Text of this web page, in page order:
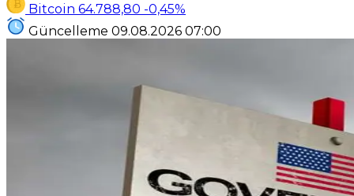
Bitcoin 64.788,80 -0,45%
Güncelleme 09.08.2026 07:00